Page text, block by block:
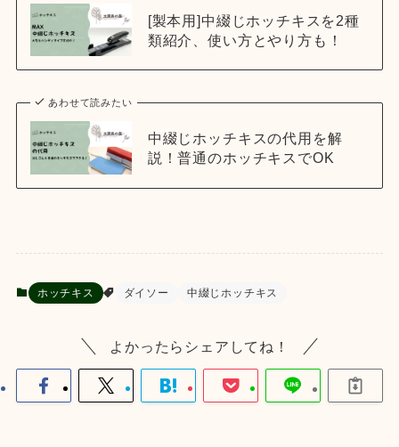
[製本用]中綴じホッチキスを2種
類紹介、使い方とやり方も！
あわせて読みたい
中綴じホッチキスの代用を解
説！普通のホッチキスでOK
ホッチキス ダイソー 中綴じホッチキス
よかったらシェアしてね！